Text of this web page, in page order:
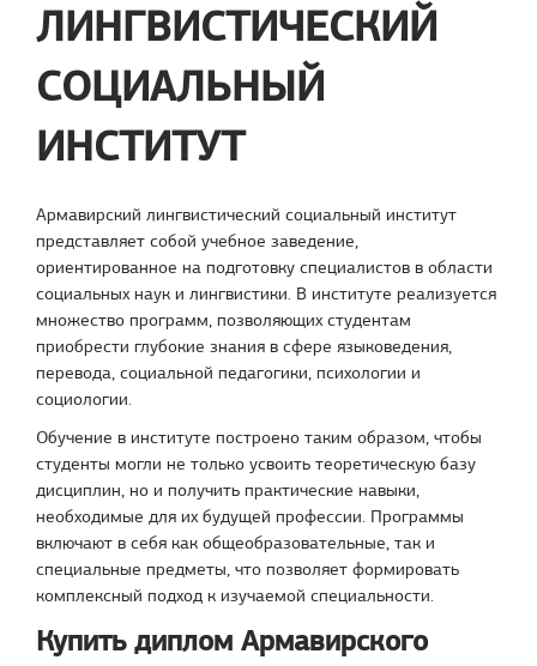
ЛИНГВИСТИЧЕСКИЙ
СОЦИАЛЬНЫЙ
ИНСТИТУТ
Армавирский лингвистический социальный институт
представляет собой учебное заведение,
ориентированное на подготовку специалистов в области
социальных наук и лингвистики. В институте реализуется
множество программ, позволяющих студентам
приобрести глубокие знания в сфере языковедения,
перевода, социальной педагогики, психологии и
социологии.
Обучение в институте построено таким образом, чтобы
студенты могли не только усвоить теоретическую базу
дисциплин, но и получить практические навыки,
необходимые для их будущей профессии. Программы
включают в себя как общеобразовательные, так и
специальные предметы, что позволяет формировать
комплексный подход к изучаемой специальности.
Купить диплом Армавирского